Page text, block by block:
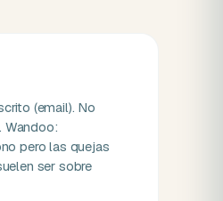
(email). No
Wandoo:
pero las quejas
ser sobre